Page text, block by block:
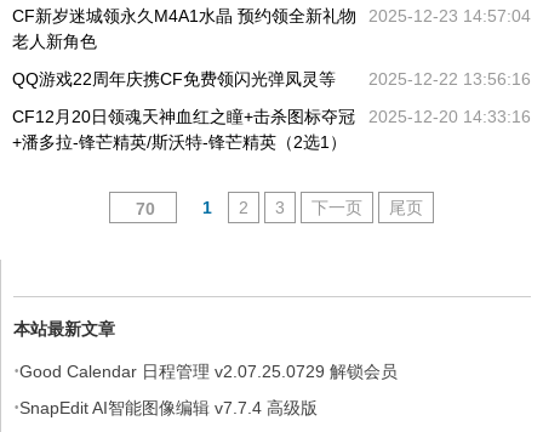
2025-12-23 14:57:04
CF新岁迷城领永久M4A1水晶 预约领全新礼物
老人新角色
2025-12-22 13:56:16
QQ游戏22周年庆携CF免费领闪光弹凤灵等
2025-12-20 14:33:16
CF12月20日领魂天神血红之瞳+击杀图标夺冠
+潘多拉-锋芒精英/斯沃特-锋芒精英（2选1）
70 1 2 3 下一页 尾页
本站最新文章
·Good Calendar 日程管理 v2.07.25.0729 解锁会员
·SnapEdit AI智能图像编辑 v7.7.4 高级版